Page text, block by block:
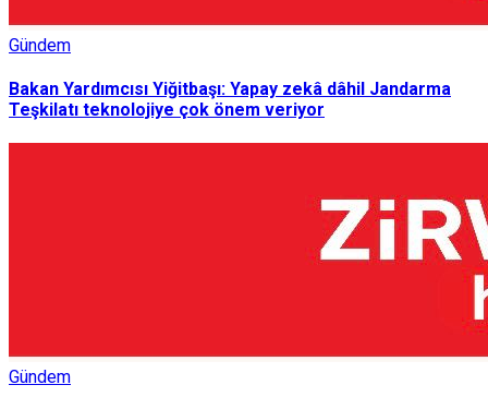
Gündem
Bakan Yardımcısı Yiğitbaşı: Yapay zekâ dâhil Jandarma
Teşkilatı teknolojiye çok önem veriyor
Gündem